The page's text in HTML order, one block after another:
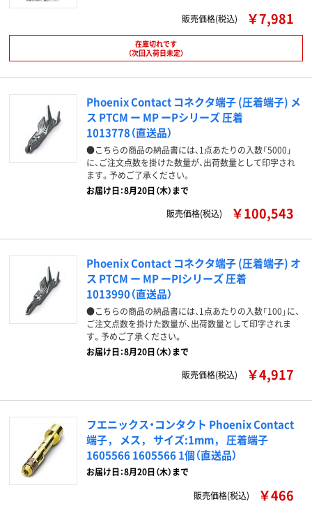
販売価格(税込) ￥7,981
在庫切れです
（次回入荷日未定）
Phoenix Contact コネクタ端子 (圧着端子) メ
ス PTCM ー MP ーPシリーズ 圧着
1013778（直送品）
●こちらの商品の納品書には、1点あたりの入数「5000」
に、ご注文点数を掛けた数量が、出荷数量として印字され
ます。予めご了承ください。
お届け日：8月20日（木）まで
販売価格(税込)
￥100,543
Phoenix Contact コネクタ端子 (圧着端子) オ
ス PTCM ー MP ーPIシリーズ 圧着
1013990（直送品）
●こちらの商品の納品書には、1点あたりの入数「100」に、
ご注文点数を掛けた数量が、出荷数量として印字されま
す。予めご了承ください。
お届け日：8月20日（木）まで
販売価格(税込)
￥4,917
フエニックス・コンタクト Phoenix Contact
端子， メス， サイズ:1mm， 圧着端子
1605566 1605566 1個（直送品）
お届け日：8月20日（木）まで
販売価格(税込)
￥466